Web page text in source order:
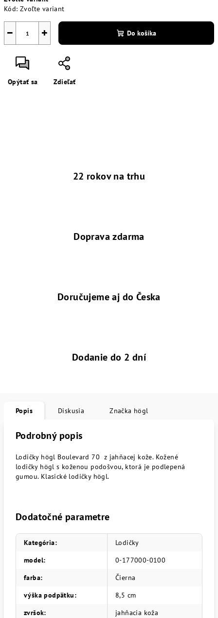
Kód: Zvoľte variant
+
− Do košíka
Opýtať sa Zdieľať
22 rokov na trhu
Doprava zdarma
Doručujeme aj do Česka
Dodanie do 2 dní
Popis Diskusia Značka högl
Podrobný popis
Lodičky högl Boulevard 70 z jahňacej kože. Kožené
lodičky högl s koženou podošvou, ktorá je podlepená
gumou. Klasické lodičky högl.
Dodatočné parametre
Kategória:
Lodičky
model:
0-177000-0100
farba:
Čierna
výška podpätku:
8,5 cm
zvršok:
jahňacia koža